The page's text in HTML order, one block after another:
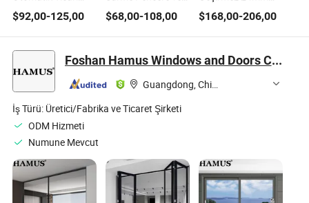
Camlı Kayar
Alüminyum Fiyat
Kayar Kapı
$92,00-125,00
Sürme Kapı için
Profil
$68,00-108,00
Çift Cam Montajlı
Villa Alüminyum
Kapı
$168,00-206,00
Foshan Hamus Windows and Doors Co., Ltd.
Guangdong, China
İş Türü: Üretici/Fabrika ve Ticaret Şirketi
ODM Hizmeti
Numune Mevcut